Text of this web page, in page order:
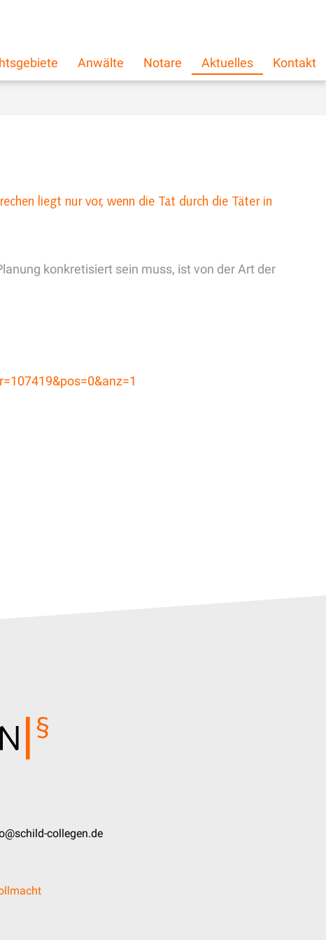
Anwälte Notare Aktuelles Kontakt
liegt nur vor, wenn die Tat durch die Täter in
konkretisiert sein muss, ist von der Art der
collegen.de